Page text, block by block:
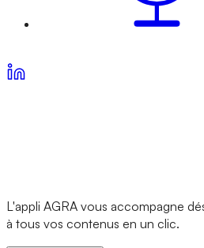
L'appli AGRA vous accompagne
à tous vos contenus en un clic.